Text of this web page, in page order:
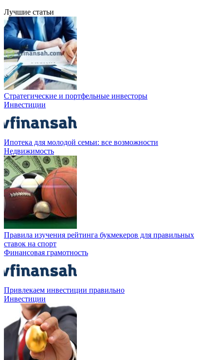
Лучшие статьи
Стратегические и портфельные инвесторы
Инвестиции
Ипотека для молодой семьи: все возможности
Недвижимость
Правила изучения рейтинга букмекеров для правильных
ставок на спорт
Финансовая грамотность
Привлекаем инвестиции правильно
Инвестиции